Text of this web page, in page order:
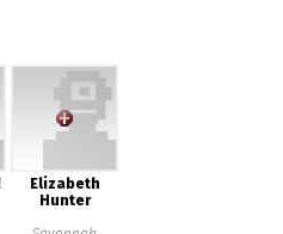
Elizabeth
Hunter